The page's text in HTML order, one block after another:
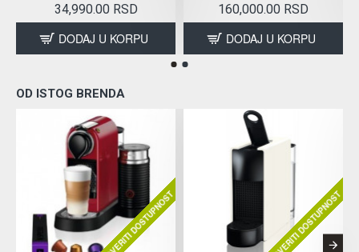
34,990.00 RSD
DODAJ U KORPU
160,000.00 RSD
DODAJ U KORPU
OD ISTOG BRENDA
PROVERITI DOSTUPNOST PROVERITI DOSTUPNOST